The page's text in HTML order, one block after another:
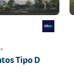
Tipo D